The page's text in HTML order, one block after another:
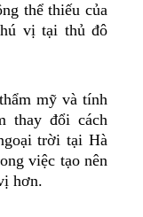
thể thiếu của
vị tại thủ đô
mỹ và tính
thay đổi cách
trời tại Hà
việc tạo nên
hơn.